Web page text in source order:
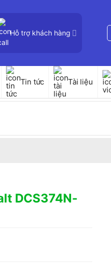
Hỗ trợ khách hàng
Tin tức Tài liệu
DCS374N-